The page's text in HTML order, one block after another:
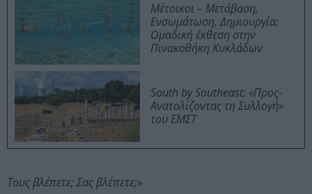
Μέτοικοι – Μετάβαση,
Ενσωμάτωση, Δημιουργία:
Ομαδική έκθεση στην
Πινακοθήκη Κυκλάδων
South by Southeast: «Προς-
Ανατολίζοντας τη Συλλογή»
του ΕΜΣΤ
Τους βλέπετε; Σας βλέπετε;»